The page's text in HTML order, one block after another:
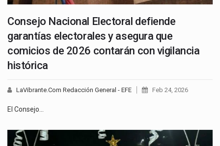
Consejo Nacional Electoral defiende
garantías electorales y asegura que
comicios de 2026 contarán con vigilancia
histórica
LaVibrante.Com Redacción General - EFE Feb 24, 2026
El Consejo…